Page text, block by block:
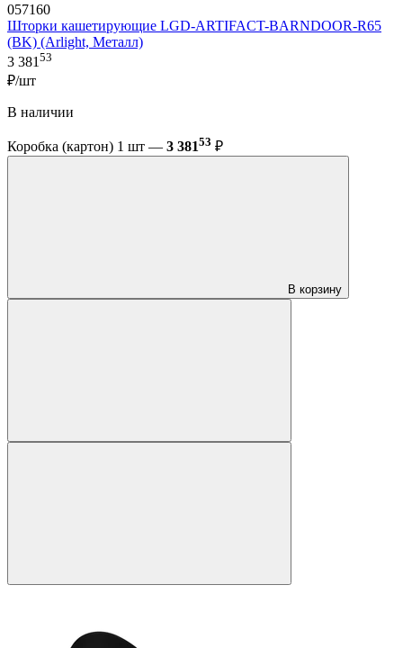
057160
Шторки кашетирующие LGD-ARTIFACT-BARNDOOR-R65
(BK) (Arlight, Металл)
3 381 53
₽/шт
В наличии
Коробка (картон) 1 шт — 3 38153 ₽
В корзину